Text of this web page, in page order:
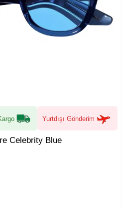
Yurtdışı Gönderim
Celebrity Blue